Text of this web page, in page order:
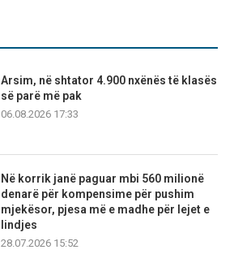
Arsim, në shtator 4.900 nxënës të klasës
së parë më pak
06.08.2026 17:33
Në korrik janë paguar mbi 560 milionë
denarë për kompensime për pushim
mjekësor, pjesa më e madhe për lejet e
lindjes
28.07.2026 15:52